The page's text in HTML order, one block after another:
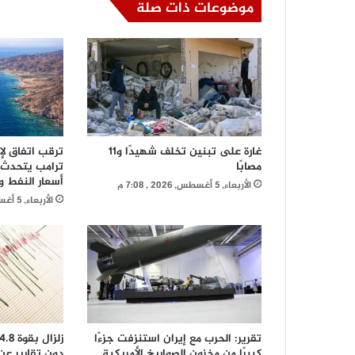
موضوعات ذات صلة
غارة على تبنين تخلف شهيدًا و11
مصابًا
الأربعاء, 5 أغسطس, 2026 , 7:08 م
ترقب اتفاق
ترامب
أسعار النفط
الأربعاء, 5 أغسطس, 2026 , 11:08 ص
تقرير: الحرب مع إيران استنزفت جزءًا